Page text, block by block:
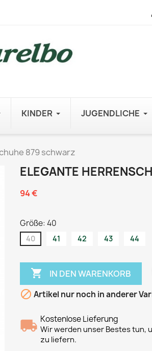
KINDER JUGENDLICHE
879 schwarz
ELEGANTE
94 €
Größe: 40
40 41 42 43 44
 IN DEN WARENKORB
 Artikel nur noch in anderer
Kostenlose Lieferung
Wir werden unser Bestes tun,
zu liefern.